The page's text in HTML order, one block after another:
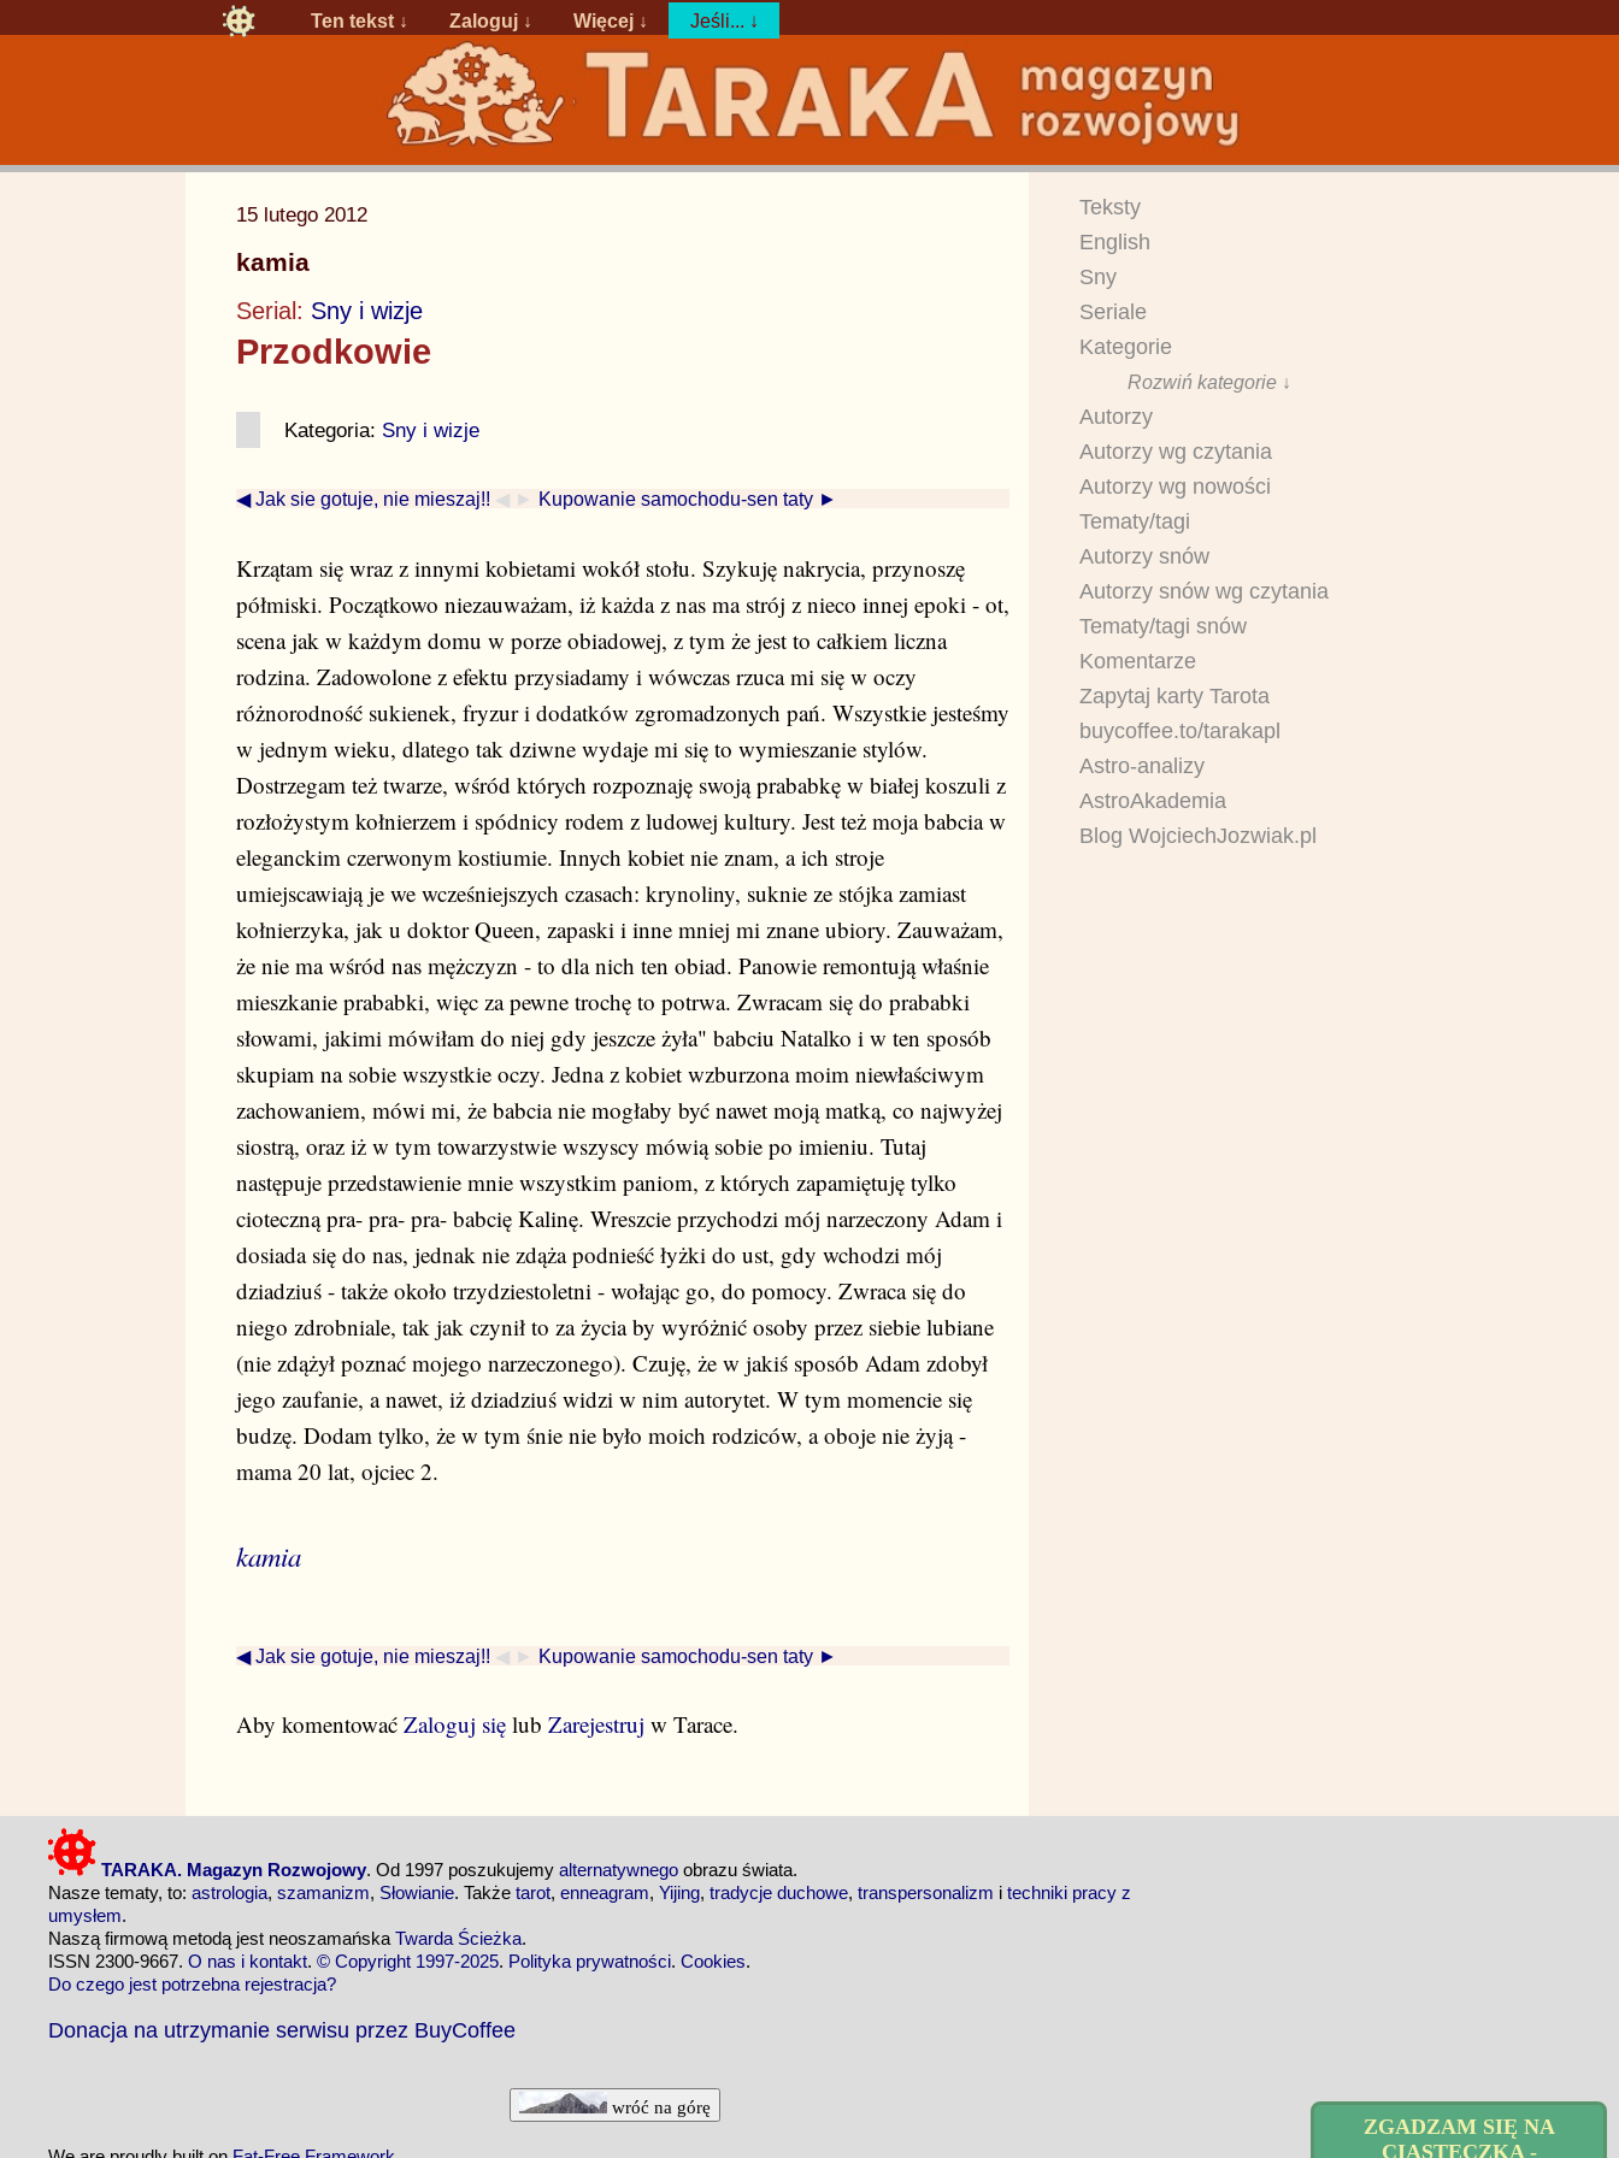
ZGADZAM SIĘ NA
CIASTECZKA -
Ten tekst ↓ Zaloguj ↓ Więcej ↓ Jeśli... ↓
15 lutego 2012
kamia
Serial: Sny i wizje
Przodkowie
Kategoria: Sny i wizje
◀ Jak sie gotuje, nie mieszaj!! ◀ ► Kupowanie samochodu-sen taty ►
Krzątam się wraz z innymi kobietami wokół stołu. Szykuję nakrycia, przynoszę
półmiski. Początkowo niezauważam, iż każda z nas ma strój z nieco innej epoki - ot,
scena jak w każdym domu w porze obiadowej, z tym że jest to całkiem liczna
rodzina. Zadowolone z efektu przysiadamy i wówczas rzuca mi się w oczy
różnorodność sukienek, fryzur i dodatków zgromadzonych pań. Wszystkie jesteśmy
w jednym wieku, dlatego tak dziwne wydaje mi się to wymieszanie stylów.
Dostrzegam też twarze, wśród których rozpoznaję swoją prababkę w białej koszuli z
rozłożystym kołnierzem i spódnicy rodem z ludowej kultury. Jest też moja babcia w
eleganckim czerwonym kostiumie. Innych kobiet nie znam, a ich stroje
umiejscawiają je we wcześniejszych czasach: krynoliny, suknie ze stójka zamiast
kołnierzyka, jak u doktor Queen, zapaski i inne mniej mi znane ubiory. Zauważam,
że nie ma wśród nas mężczyzn - to dla nich ten obiad. Panowie remontują właśnie
mieszkanie prababki, więc za pewne trochę to potrwa. Zwracam się do prababki
słowami, jakimi mówiłam do niej gdy jeszcze żyła" babciu Natalko i w ten sposób
skupiam na sobie wszystkie oczy. Jedna z kobiet wzburzona moim niewłaściwym
zachowaniem, mówi mi, że babcia nie mogłaby być nawet moją matką, co najwyżej
siostrą, oraz iż w tym towarzystwie wszyscy mówią sobie po imieniu. Tutaj
następuje przedstawienie mnie wszystkim paniom, z których zapamiętuję tylko
cioteczną pra- pra- pra- babcię Kalinę. Wreszcie przychodzi mój narzeczony Adam i
dosiada się do nas, jednak nie zdąża podnieść łyżki do ust, gdy wchodzi mój
dziadziuś - także około trzydziestoletni - wołając go, do pomocy. Zwraca się do
niego zdrobniale, tak jak czynił to za życia by wyróżnić osoby przez siebie lubiane
(nie zdążył poznać mojego narzeczonego). Czuję, że w jakiś sposób Adam zdobył
jego zaufanie, a nawet, iż dziadziuś widzi w nim autorytet. W tym momencie się
budzę. Dodam tylko, że w tym śnie nie było moich rodziców, a oboje nie żyją -
mama 20 lat, ojciec 2.
kamia
◀ Jak sie gotuje, nie mieszaj!! ◀ ► Kupowanie samochodu-sen taty ►
Aby komentować Zaloguj się lub Zarejestruj w Tarace.
Teksty
English
Sny
Seriale
Kategorie
Rozwiń kategorie ↓
Autorzy
Autorzy wg czytania
Autorzy wg nowości
Tematy/tagi
Autorzy snów
Autorzy snów wg czytania
Tematy/tagi snów
Komentarze
Zapytaj karty Tarota
buycoffee.to/tarakapl
Astro-analizy
AstroAkademia
Blog WojciechJozwiak.pl
TARAKA. Magazyn Rozwojowy. Od 1997 poszukujemy alternatywnego obrazu świata.
Nasze tematy, to: astrologia, szamanizm, Słowianie. Także tarot, enneagram, Yijing, tradycje duchowe, transpersonalizm i techniki pracy z
umysłem.
Naszą firmową metodą jest neoszamańskaTwarda Ścieżka.
ISSN 2300-9667. O nas i kontakt. © Copyright 1997-2025. Polityka prywatności. Cookies.
Do czego jest potrzebna rejestracja?
Donacja na utrzymanie serwisu przez BuyCoffee
wróć na górę